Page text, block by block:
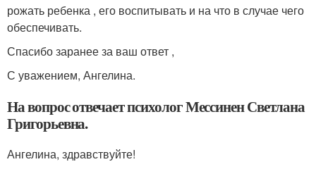
рожать ребенка , его воспитывать и на что в случае чего
обеспечивать.
Спасибо заранее за ваш ответ ,
С уважением, Ангелина.
На вопрос отвечает психолог Мессинен Светлана
Григорьевна.
Ангелина, здравствуйте!